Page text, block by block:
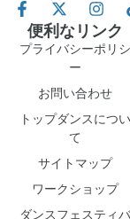
便利なリンク
プライバシーポリシ
ー
お問い合わせ
トップダンスについ
て
サイトマップ
ワークショップ
ダンスフェスティ